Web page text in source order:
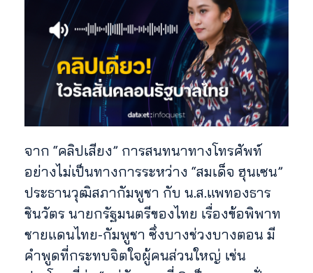
จาก “คลิปเสียง” การสนทนาทางโทรศัพท์
อย่างไม่เป็นทางการระหว่าง “สมเด็จ ฮุนเซน”
ประธานวุฒิสภากัมพูชา กับ น.ส.แพทองธาร
ชินวัตร นายกรัฐมนตรีของไทย เรื่องข้อพิพาท
ชายแดนไทย-กัมพูชา ซึ่งบางช่วงบางตอน มี
คำพูดที่กระทบจิตใจผู้คนส่วนใหญ่ เช่น